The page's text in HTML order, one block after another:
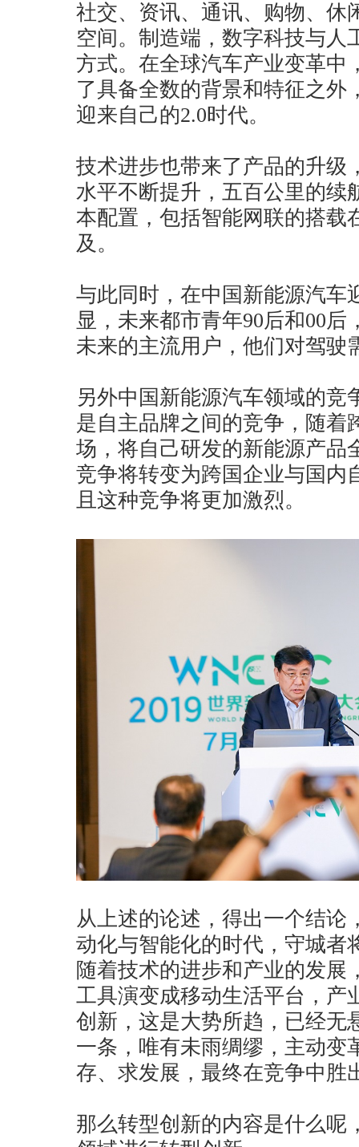
社交、资讯、通讯、购物、休
空间。制造端，数字科技与人
方式。在全球汽车产业变革中
了具备全数的背景和特征之外
迎来自己的2.0时代。
技术进步也带来了产品的升级
水平不断提升，五百公里的续
本配置，包括智能网联的搭载
及。
与此同时，在中国新能源汽车
显，未来都市青年90后和00
未来的主流用户，他们对驾驶
另外中国新能源汽车领域的竞
是自主品牌之间的竞争，随着
场，将自己研发的新能源产品
竞争将转变为跨国企业与国内
且这种竞争将更加激烈。
从上述的论述，得出一个结论
动化与智能化的时代，守城者
随着技术的进步和产业的发展
工具演变成移动生活平台，产
创新，这是大势所趋，已经无
一条，唯有未雨绸缪，主动变
存、求发展，最终在竞争中胜
那么转型创新的内容是什么呢